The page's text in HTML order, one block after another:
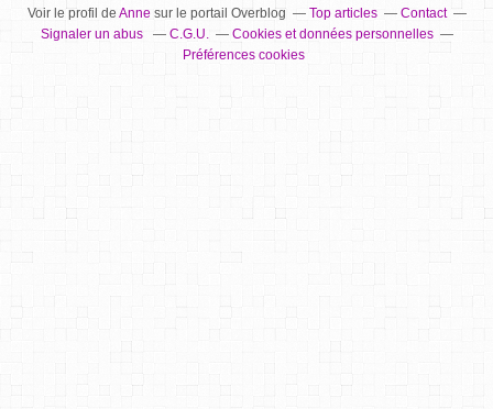
Voir le profil de Annesur le portail Overblog Top articles
Contact
Signaler un abus
C.G.U.
Cookies et données personnelles
Préférences cookies